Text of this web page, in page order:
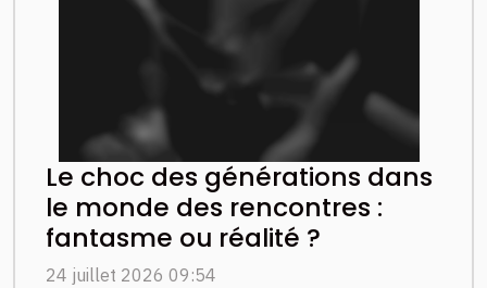
Le choc des générations dans
le monde des rencontres :
fantasme ou réalité ?
24 juillet 2026 09:54